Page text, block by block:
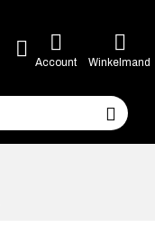
Account Winkelmand